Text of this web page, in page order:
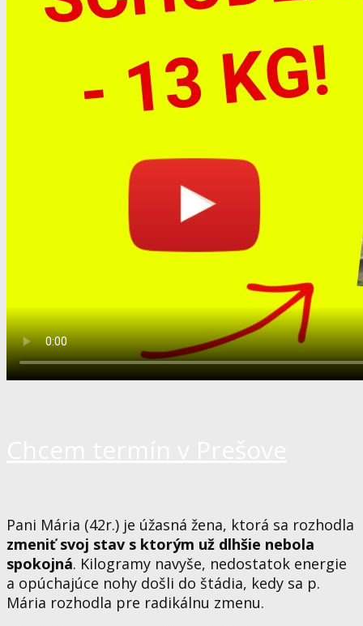
Pani Mária (42r.) je úžasná žena, ktorá sa rozhodla
zmeniť svoj stav s ktorým už dlhšie nebola
spokojná. Kilogramy navyše, nedostatok energie
a opúchajúce nohy došli do štádia, kedy sa p.
Mária rozhodla pre radikálnu zmenu.